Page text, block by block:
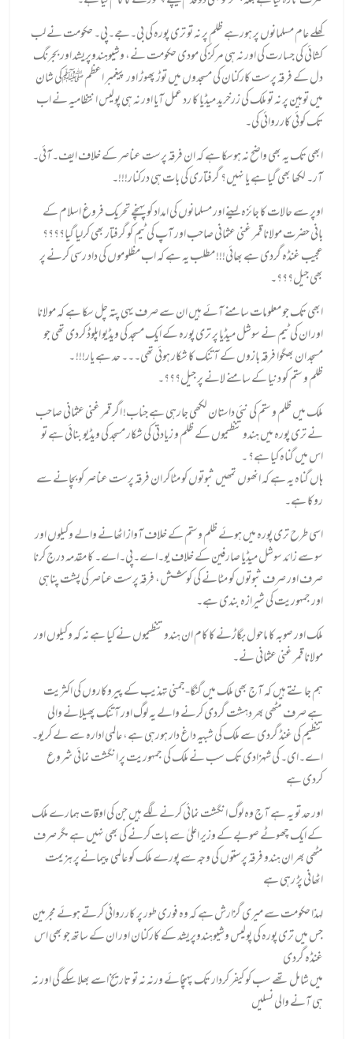
کھلے عام مسلمانوں پر ہورہے ظلم پر نہ تو تری پورہ کی بی۔جے۔پی۔ حکومت نے لب
کشائی کی جسارت کی اور نہ ہی مرکز کی مودی حکومت نے، وشیوہندوپریشد اور بجرنگ
دل کے فرقہ پرست کارکنان کی مسجدوں میں توڑ پھوڑ اور پیغمبر اعظم ﷺکی شان
میں توہین پر نہ تو ملک کی زرخرید میڈیا کا رد عمل آیا اور نہ ہی پولیس انتظامیہ نے اب
تک کوئی کارروائی کی۔
ابھی تک یہ بھی واضح نہ ہوسکا ہے کہ ان فرقہ پرست عناصر کے خلاف ایف۔آئی۔
آر۔ لکھا بھی گیا ہے یا نہیں؟ گرفتاری کی بات ہی درکنار!!!۔
اوپر سے حالات کا جائزہ لینے اور مسلمانوں کی امداد کو پہنچے تحریک فروغ اسلام کے
بانی حضرت مولانا قمر غنی عثمانی صاحب اور آپ کی ٹیم کو گرفتار بھی کرلیا گیا؟؟؟؟
عجیب غنڈہ گردی ہے بھائی!!! مطلب یہ ہے کہ اب مظلوموں کی داد رسی کرنے پر
بھی جیل؟؟؟۔
ابھی تک جو معلومات سامنے آئے ہیں ان سے صرف یہی پتہ چل سکا ہے کہ مولانا
اور ان کی ٹیم نے سوشل میڈیا پر تری پورہ کے ایک مسجد کی ویڈیو اپلوڈ کردی تھی جو
مسجد ان بھگوا فرقہ بازوں کے آتنک کا شکار ہوئی تھی۔۔۔ حد ہے یار!!! ۔
ظلم و ستم کو دنیا کے سامنے لانے پر جیل؟؟؟۔
ملک میں ظلم و ستم کی نئی داستان لکھی جارہی ہے جناب! اگر قمر غنی عثمانی صاحب
نے تری پورہ میں ہندو تنظیموں کے ظلم و زیادتی کی شکار مسجد کی ویڈیو بنائی ہے تو
اس میں گناہ کیا ہے؟ ۔
ہاں گناہ یہ ہے کہ انھوں تمھیں ثبوتوں کو مٹاکر ان فرقہ پرست عناصر کو بچانے سے
روکا ہے۔
اسی طرح تری پورہ میں ہوئے ظلم وستم کے خلاف آواز اٹھانے والے وکیلوں اور
سو سے زائد سوشل میڈیا صارفین کے خلاف یو۔اے۔پی۔اے۔ کا مقدمہ درج کرنا
صرف اور صرف ثبوتوں کو مٹانے کی کوشش، فرقہ پرست عناصر کی پشت پناہی
اور جمہوریت کی شیرازہ بندی ہے۔
ملک اور صوبہ کا ماحول بگاڑنے کا کام ان ہندو تنظیموں نے کیا ہے نہ کہ وکیلوں اور
مولانا قمر غنی عثمانی نے۔
ہم جانتے ہیں کہ آج بھی ملک میں گنگا-جمنی تہذیب کے پیروکاروں کی اکثریت
ہے صرف مٹھی بھر دہشت گردی کرنے والے یہ لوگ اور آتنک پھیلانے والی
تنظیم کی غنڈ گردی سے ملک کی شبیہ داغ دار ہورہی ہے، عالمی ادارہ سے لے کر یو۔
اے۔ای۔ کی شہزادی تک سب نے ملک کی جمہوریت پر انگشت نمائی شروع
کردی ہے
اور حد تو یہ ہے آج وہ لوگ انگشت نمائی کرنے لگے ہیں جن کی اوقات ہمارے ملک
کے ایک چھوٹے صوبے کے وزیر اعلیٰ سے بات کرنے کی بھی نہیں ہے مگر صرف
مٹھی بھر ان ہندو فرقہ پرستوں کی وجہ سے پورے ملک کو عالمی پیمانے پر ہزیمت
اٹھانی پڑ رہی ہے
لہذا حکومت سے میری گزارش ہے کہ وہ فوری طور پر کارروائی کرتے ہوئے مجرمین
جس میں تری پورہ کی پولیس وشیوہندوپریشد کے کارکنان اور ان کے ساتھ جو بھی اس
غنڈہ گردی
میں شامل تھے سب کو کیفر کردار تک پہنچائے ورنہ نہ تو تاریخ اسے بھلا سکے گی اور نہ
ہی آنے والی نسلیں